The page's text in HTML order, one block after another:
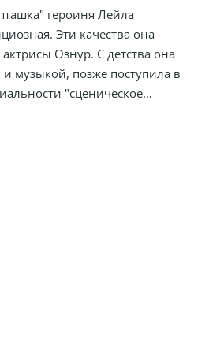
героиня Лейла
Эти качества она
Ознур. С детства она
музыкой, позже поступила в
"сценическое
занималась моделингом.